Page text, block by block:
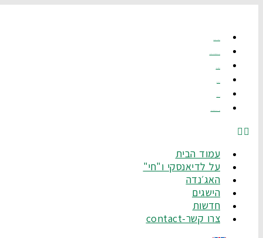
עמוד הבית
על לדיאנסקי ו"חי"
האג׳נדה
הישגים
חדשות
צרו קשר-contact